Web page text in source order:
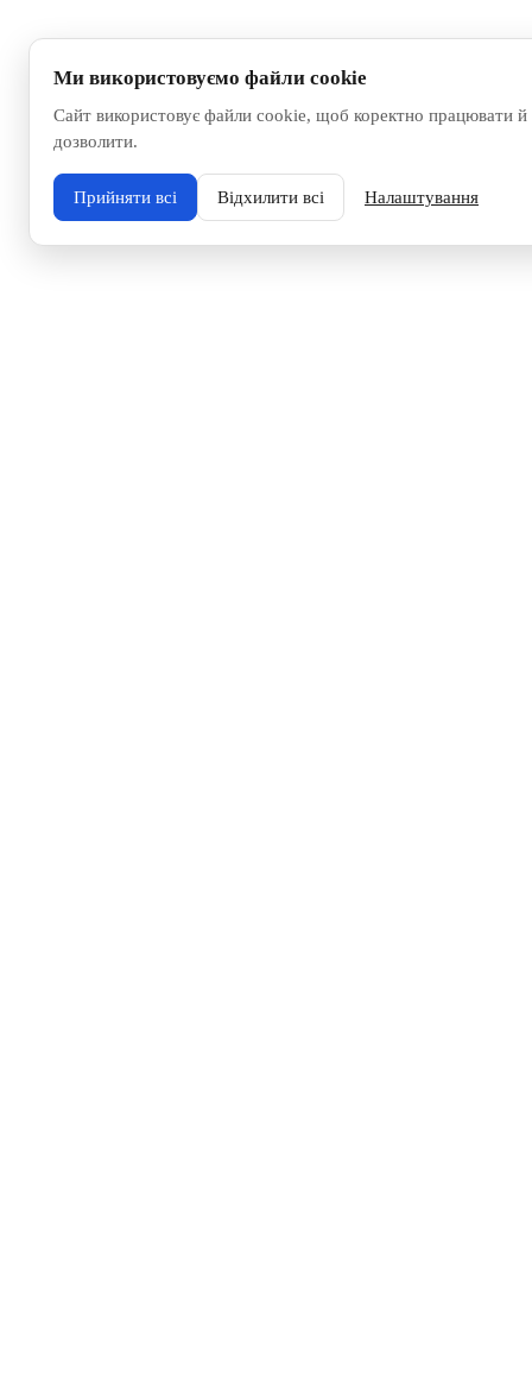
Ми використовуємо файли cookie
Сайт використовує файли cookie, щоб коректно працювати
дозволити.
Прийняти всі Відхилити всі Налаштування